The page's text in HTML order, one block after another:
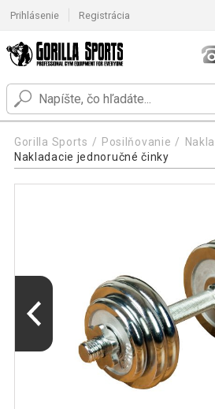
Prihlásenie Registrácia
Gorilla Sports Posilňovanie
Nakladacie jednoručné činky